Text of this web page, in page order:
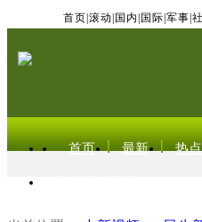
首页 滚动 国内 国际 军事
首页 最新 热点